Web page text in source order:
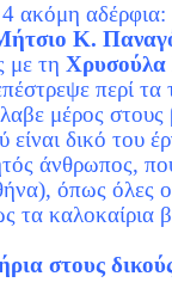
4 ακόμη
Κ.
με τη
περί
μέρος
είναι δικό του
άνθρωπος,
όπως όλες
καλοκαίρια
στους